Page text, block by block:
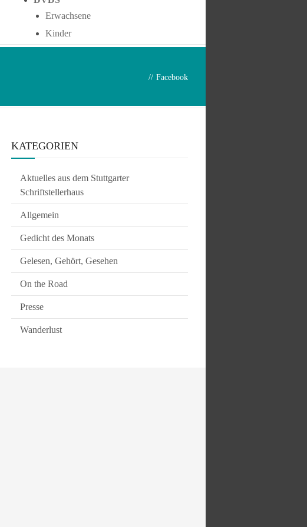
Erwachsene
Kinder
// Facebook
KATEGORIEN
Aktuelles aus dem Stuttgarter
Schriftstellerhaus
Allgemein
Gedicht des Monats
Gelesen, Gehört, Gesehen
On the Road
Presse
Wanderlust